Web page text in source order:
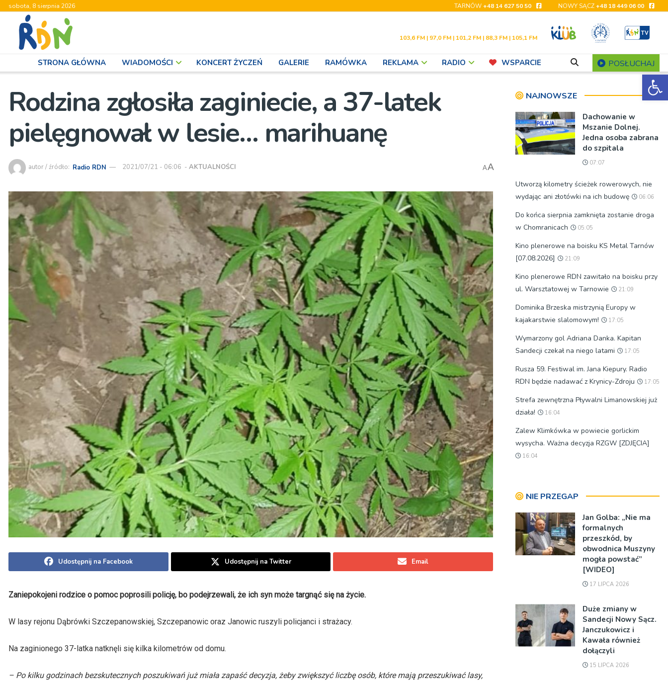
sobota, 8 sierpnia 2026 TARNÓW+48 14 627 50 50 NOWY SĄCZ+48 18 449 06 00
103,6 FM | 97,0 FM | 101,2 FM | 88,3 FM | 105,1 FM
STRONA GŁÓWNA WIADOMOŚCI KONCERT ŻYCZEŃ GALERIE RAMÓWKA REKLAMA RADIO WSPARCIE POSŁUCHAJ
Rodzina zgłosiła zaginiecie, a 37-latek
pielęgnował w lesie… marihuanę
autor / źródło: Radio RDN 2021/07/21 - 06:06 - AKTUALNOŚCI AA
Udostępnij na Facebook Udostępnij na Twitter Email
Zaniepokojeni rodzice o pomoc poprosili policję, bo podejrzewali, że ich syn może targnąć się na życie.
W lasy rejonu Dąbrówki Szczepanowskiej, Szczepanowic oraz Janowic ruszyli policjanci i strażacy.
Na zaginionego 37-latka natknęli się kilka kilometrów od domu.
– Po kilku godzinach bezskutecznych poszukiwań już miała zapaść decyzja, żeby zwiększyć liczbę osób, które mają przeszukiwać lasy,
NAJNOWSZE
Dachowanie w
Mszanie Dolnej.
Jedna osoba zabrana
do szpitala
07:07
Utworzą kilometry ścieżek rowerowych, nie
wydając ani złotówki na ich budowę
06:06
Do końca sierpnia zamknięta zostanie droga
w Chomranicach
05:05
Kino plenerowe na boisku KS Metal Tarnów
[07.08.2026]
21:09
Kino plenerowe RDN zawitało na boisku przy
ul. Warsztatowej w Tarnowie
21:09
Dominika Brzeska mistrzynią Europy w
kajakarstwie slalomowym!
17:05
Wymarzony gol Adriana Danka. Kapitan
Sandecji czekał na niego latami
17:05
Rusza 59. Festiwal im. Jana Kiepury. Radio
RDN będzie nadawać z Krynicy-Zdroju
17:05
Strefa zewnętrzna Pływalni Limanowskiej już
działa!
16:04
Zalew Klimkówka w powiecie gorlickim
wysycha. Ważna decyzja RZGW [ZDJĘCIA]
16:04
NIE PRZEGAP
Jan Golba: „Nie ma
formalnych
przeszkód, by
obwodnica Muszyny
mogła powstać”
[WIDEO]
17 LIPCA 2026
Duże zmiany w
Sandecji Nowy Sącz.
Janczukowicz i
Kawała również
dołączyli
15 LIPCA 2026